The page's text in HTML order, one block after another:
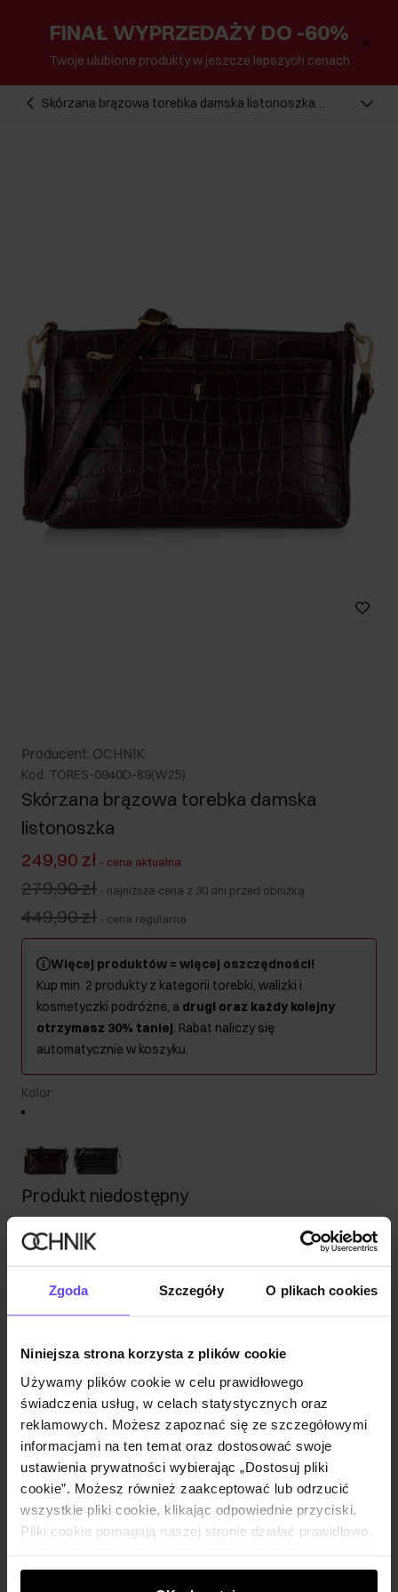
Zgoda Szczegóły O plikach cookies
Niniejsza strona korzysta z plików cookie
Używamy plików cookie w celu prawidłowego
świadczenia usług, w celach statystycznych oraz
reklamowych. Możesz zapoznać się ze szczegółowymi
informacjami na ten temat oraz dostosować swoje
ustawienia prywatności wybierając „Dostosuj pliki
cookie”. Możesz również zaakceptować lub odrzucić
wszystkie pliki cookie, klikając odpowiednie przyciski.
Pliki cookie pomagają naszej stronie działać prawidłowo.
wyświetlać im dopasowane do ich preferencji treści,
FINAŁ WYPRZEDAŻY DO -60%
Twoje ulubione produkty w jeszcze lepszych cenach
Skórzana brązowa torebka damska listonoszka
Producent: OCHNIK
Kod: TORES-0940D-89(W25)
Skórzana brązowa torebka damska
listonoszka
249,90 zł - cena aktualna
279,90 zł - najniższa cena z 30 dni przed obniżką
449,90 zł - cena regularna
Więcej produktów = więcej oszczędności!
Kup min. 2 produkty z kategorii torebki, walizki i
kosmetyczki podróżne, a drugi oraz każdy kolejny
otrzymasz 30% taniej. Rabat naliczy się
automatycznie w koszyku.
Kolor:
Produkt niedostępny
Twój adres email
Powiadom o dostępności
Opis produktu
Szczegóły
Skład i wymiary